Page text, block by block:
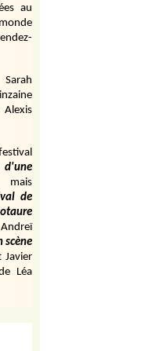
au
mais
de
scène
Javier
Léa